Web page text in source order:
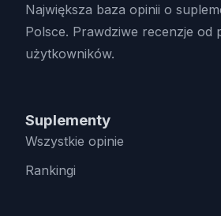
Największa baza opinii o
Polsce. Prawdziwe recenzje od
użytkowników.
Suplementy
Wszystkie opinie
Rankingi